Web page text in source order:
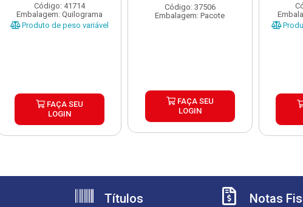
Código: 41714
Embalagem: Quilograma
Produto de peso variável
FAÇA SEU
LOGIN
Código: 37506
Embalagem: Pacote
FAÇA SEU
LOGIN
Títulos Notas